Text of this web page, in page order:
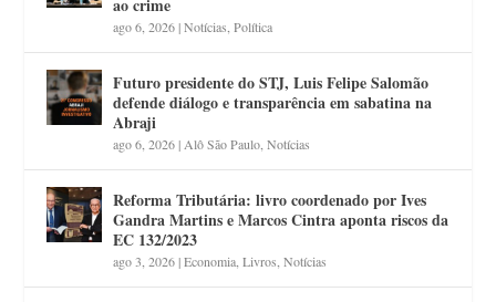
ao crime
ago 6, 2026|Notícias ,Política
Futuro presidente do STJ, Luis Felipe Salomão
defende diálogo e transparência em sabatina na
Abraji
ago 6, 2026| Alô São Paulo ,Notícias
Reforma Tributária: livro coordenado por Ives
Gandra Martins e Marcos Cintra aponta riscos da
EC 132/2023
ago 3, 2026|Economia ,Livros ,Notícias